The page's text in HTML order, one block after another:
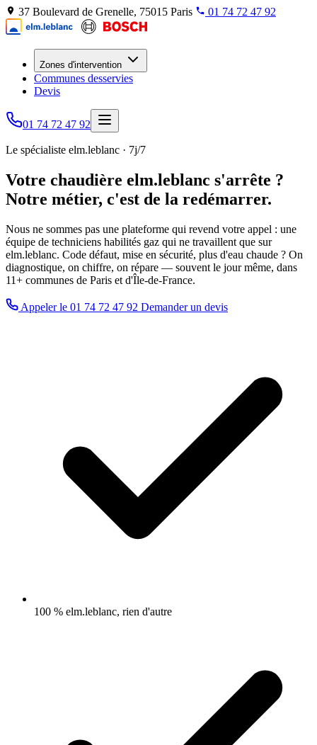
37 Boulevard de Grenelle, 75015 Paris 01 74 72 47 92
Zones d'intervention
Communes desservies
Devis
01 74 72 47 92
Le spécialiste elm.leblanc · 7j/7
Votre chaudière elm.leblanc s'arrête ?
Notre métier, c'est de la redémarrer.
Nous ne sommes pas une plateforme qui revend votre appel : une
équipe de techniciens habilités gaz qui ne travaillent que sur
elm.leblanc. Code défaut, mise en sécurité, plus d'eau chaude ? On
diagnostique, on chiffre, on répare — souvent le jour même, dans
11+ communes de Paris et d'Île-de-France.
Appeler le 01 74 72 47 92 Demander un devis
100 % elm.leblanc, rien d'autre